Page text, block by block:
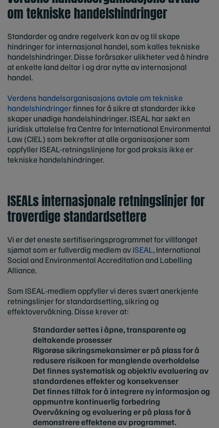
om tekniske handelshindringer
Standarder og andre regelverk kan av og til skape
hindringer for internasjonal handel, som kalles tekniske
handelshindringer. Disse forårsaker ulikheter ved å hindre
at enkelte land deltar i og drar nytte av internasjonal
handel.
Verdens handelsorganisasjons avtale om tekniske
handelshindringerfinnes for å sikre at standarder ikke
skaper unødige handelshindringer. ISEAL har søkt en
juridisk uttalelse fra Centre for International Environmental
Law (CIEL) som bekrefter at alle organisasjoner som
oppfyller ISEAL-retningslinjene for god praksis ikke er
tekniske handelshindringer.
ISEALs internasjonale retningslinjer for
troverdige standardsettere
Vi er det eneste sertifiseringsprogrammet for villfanget
sjømat som er fullverdig medlem avISEAL, International
Social and Environmental Accreditation and Labelling
Alliance.
Som ISEAL-medlem oppfyller vi deres svært anerkjente
retningslinjer for standardsetting, sikring og
effektovervåkning. Disse krever at:
Standarder settes i åpne, transparente og
deltakende prosesser
Rigorøse sikringsmekansimer er på plass for å
redusere risikoen for manglende overholdelse
Det finnes systematisk og objektiv evaluering av
standardenes effekter og konsekvenser
Det finnes tiltak for å integrere ny informasjon og
oppmuntre kontinuerlig forbedring
Overvåkning og evaluering er på plass for å
demonstrere effektene av programmet.